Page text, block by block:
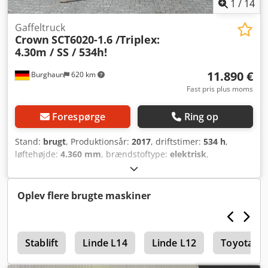
1 / 14
Burghaun 620 km
Gaffeltruck
Crown SCT6020-1.6 /Triplex:
4.30m / SS / 534h!
11.890 €
Fast pris plus moms
Forespørge Ring op
Stand: brugt, Produktionsår: 2017, driftstimer: 534 h,
løftehøjde: 4.360 mm, brændstoftype: elektrisk,
Elektro
Crown SCT 6020-1.6 trehjulet elektrisk gaffeltruck, årgang:
2017, timer: kun 534 timer, tidligere ejer: det tyske militær,
nominel løftekapacitet: 1.600 kg, løftehøjde: 4.300 mm,
gaffellængde: 1.600 mm, sideskift, triplexmast med frit løft,
beskyttelsestag, meget god stand!, klar til øjeblikkelig brug!
Hvis ønsket udarbejder vi gerne et leasing- eller
finansieringstilbud. Hr. Mihm (tlf. vil med glæde hjælpe
Oplev flere brugte maskiner
Stablift Linde L14 Linde L12 Toyota